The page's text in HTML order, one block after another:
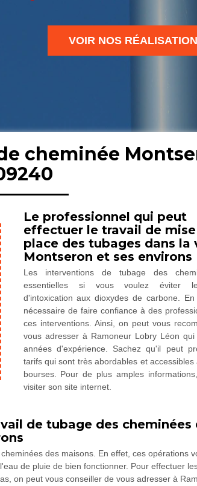
VOIR NOS
cheminée
Le professionnel qui peut
effectuer le travail de
place des tubages dans la
Montseron et ses environs
Les interventions de tubage des
essentielles si vous voulez éviter
d'intoxication aux dioxydes de carbone.
nécessaire de faire confiance à des
ces interventions. Ainsi, on peut vous
vous adresser à Ramoneur Lobry Léon
années d'expérience. Sachez qu'il peut
tarifs qui sont très abordables et accessibles
bourses. Pour de plus amples
visiter son site internet.
de tubage des cheminées
des maisons. En effet, ces opérations
de pluie de bien fonctionner. Pour effectuer
on peut vous conseiller de vous adresser à